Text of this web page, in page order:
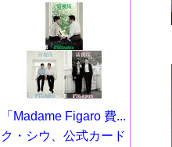
「Madame Figaro 費...
ク・シウ、公式カード